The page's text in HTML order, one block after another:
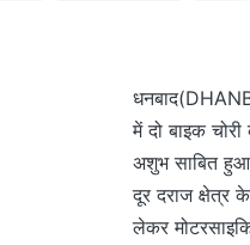
में दो बाइक
अशुभ साबित हुआ
दूर दराज क्षेत्र
लेकर